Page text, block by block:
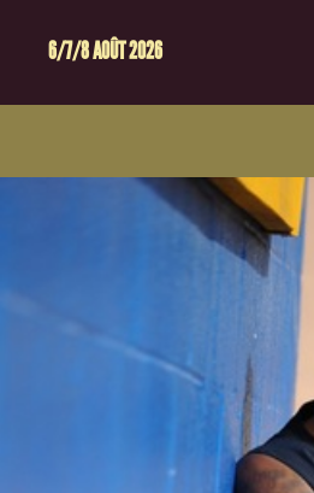
6/7/8 AOÛT 2026